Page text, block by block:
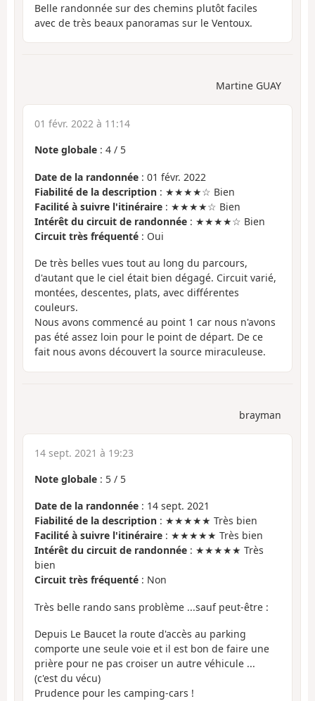
Belle randonnée sur des chemins plutôt faciles
avec de très beaux panoramas sur le Ventoux.
Martine GUAY
01 févr. 2022 à 11:14
Note globale : 4 / 5
Date de la randonnée : 01 févr. 2022
Fiabilité de la description : ★★★★☆ Bien
Facilité à suivre l'itinéraire : ★★★★☆ Bien
Intérêt du circuit de randonnée : ★★★★☆ Bien
Circuit très fréquenté : Oui
De très belles vues tout au long du parcours,
d'autant que le ciel était bien dégagé. Circuit varié,
montées, descentes, plats, avec différentes
couleurs.
Nous avons commencé au point 1 car nous n'avons
pas été assez loin pour le point de départ. De ce
fait nous avons découvert la source miraculeuse.
brayman
14 sept. 2021 à 19:23
Note globale : 5 / 5
Date de la randonnée : 14 sept. 2021
Fiabilité de la description : ★★★★★ Très bien
Facilité à suivre l'itinéraire : ★★★★★ Très bien
Intérêt du circuit de randonnée : ★★★★★ Très
bien
Circuit très fréquenté : Non
Très belle rando sans problème ...sauf peut-être :
Depuis Le Baucet la route d'accès au parking
comporte une seule voie et il est bon de faire une
prière pour ne pas croiser un autre véhicule ...
(c'est du vécu)
Prudence pour les camping-cars !